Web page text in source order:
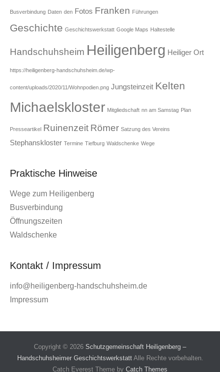
Busverbindung Daten den Fotos Franken Führungen
Geschichte Geschichtswerkstatt Google Maps Haltestelle
Handschuhsheim Heiligenberg Heiliger Ort
https://heiligenberg-handschuhsheim.de/wp-
content/uploads/2020/11/Wohnpodien.png Jungsteinzeit Kelten
Michaelskloster Mitgliedschaft nn am Samstag Plan
Presseartikel Ruinenzeit Römer Satzung des Vereins
Stephanskloster Termine Tiefburg Waldschenke Wege
Praktische Hinweise
Wege zum Heiligenberg
Busverbindung
Öffnungszeiten
Waldschenke
Kontakt / Impressum
info@heiligenberg-handschuhsheim.de
Impressum
Copyright © 2026 Schutzgemeinschaft Heiligenberg –
Handschuhsheimer GeschichtswerkstattAlle Rechte vorbehalten.
Catch Everest Theme by Catch Themes